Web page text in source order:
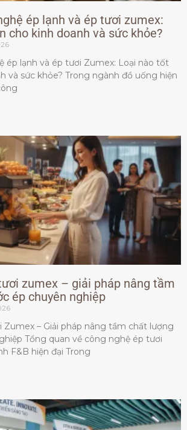
ép lạnh và ép tươi zumex:
cho kinh doanh và sức khỏe?
ép lạnh và ép tươi Zumex: Loại nào tốt
và sức khỏe? Trong ngành đồ uống hiện
zumex – giải pháp nâng tầm
ép chuyên nghiệp
Zumex – Giải pháp nâng tầm chất lượng
Tổng quan về công nghệ ép tươi
F&B hiện đại Trong